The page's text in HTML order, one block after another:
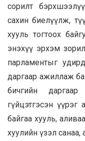
сорилт
сахин биелүүлж,
хууль тогтоох
энэхүү эрхэм
парламентыг
даргаар ажиллаж
бичгийн
гүйцэтгэсэн
байгаа хууль,
хуулийн үзэл санаа,